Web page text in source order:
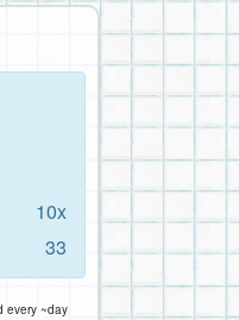
10x
33
every ~day